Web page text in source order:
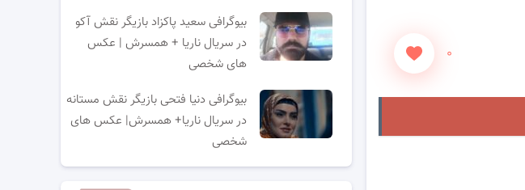
۰
بیوگرافی سعید پاکزاد بازیگر نقش آکو
در سریال ناریا + همسرش | عکس
های شخصی
بیوگرافی دنیا فتحی بازیگر نقش مستانه
در سریال ناریا+ همسرش| عکس های
شخصی